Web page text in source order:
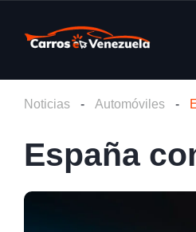
Noticias - Automóviles -
España